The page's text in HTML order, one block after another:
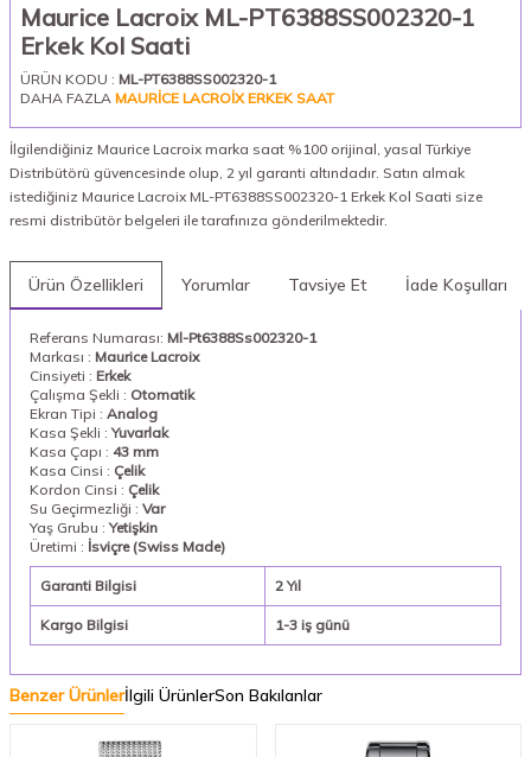
Maurice Lacroix ML-PT6388SS002320-1
Erkek Kol Saati
ÜRÜN KODU : ML-PT6388SS002320-1
DAHA FAZLA MAURICE LACROIX ERKEK SAAT
İlgilendiğiniz Maurice Lacroix marka saat %100 orijinal, yasal Türkiye
Distribütörü güvencesinde olup, 2 yıl garanti altındadır. Satın almak
istediğiniz Maurice Lacroix ML-PT6388SS002320-1 Erkek Kol Saati size
resmi distribütör belgeleri ile tarafınıza gönderilmektedir.
Ürün Özellikleri Yorumlar Tavsiye Et İade Koşulları
Referans Numarası: Ml-Pt6388Ss002320-1
Markası : Maurice Lacroix
Cinsiyeti : Erkek
Çalışma Şekli : Otomatik
Ekran Tipi : Analog
Kasa Şekli :Yuvarlak
Kasa Çapı : 43 mm
Kasa Cinsi : Çelik
Kordon Cinsi : Çelik
Su Geçirmezliği : Var
Yaş Grubu :Yetişkin
Üretimi : İsviçre (Swiss Made)
Garanti Bilgisi 2 Yıl
Kargo Bilgisi 1-3 iş günü
Benzer Ürünlerİlgili ÜrünlerSon Bakılanlar